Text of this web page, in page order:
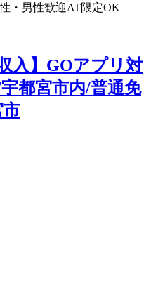
・男性歓迎AT限定OK
入】GOアプリ対
都宮市内/普通免